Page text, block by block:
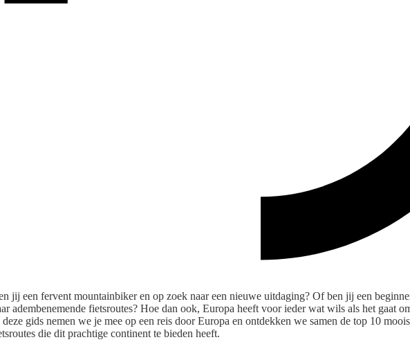
jij een fervent mountainbiker en op zoek naar een nieuwe uitdaging? Of ben jij een
adembenemende fietsroutes? Hoe dan ook, Europa heeft voor ieder wat wils als het gaat
gids nemen we je mee op een reis door Europa en ontdekken we samen de top 10
die dit prachtige continent te bieden heeft.